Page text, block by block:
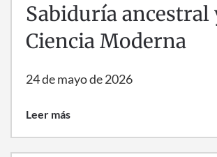
Sabiduría ancestral
Ciencia Moderna
24 de mayo de 2026
Leer más